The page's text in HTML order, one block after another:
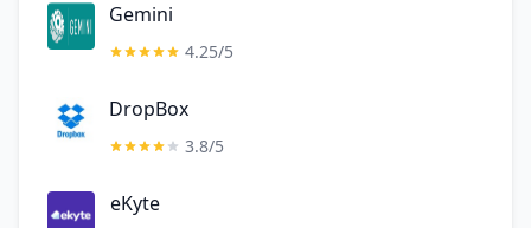
Gemini
4.25/5
DropBox
3.8/5
eKyte